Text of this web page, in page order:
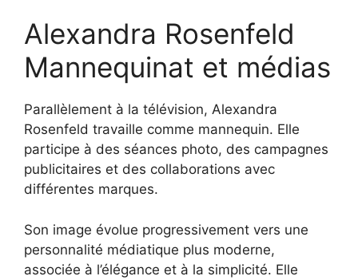
Alexandra Rosenfeld
Mannequinat et médias
Parallèlement à la télévision, Alexandra
Rosenfeld travaille comme mannequin. Elle
participe à des séances photo, des campagnes
publicitaires et des collaborations avec
différentes marques.
Son image évolue progressivement vers une
personnalité médiatique plus moderne,
associée à l’élégance et à la simplicité. Elle